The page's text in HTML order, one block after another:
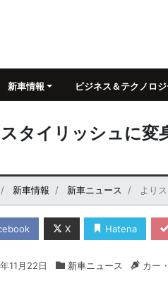
新車情報 ビジネス＆テクノロ
タイリッシュに変
新車情報 新車ニュース より
X Hatena
11月22日 新車ニュース カー